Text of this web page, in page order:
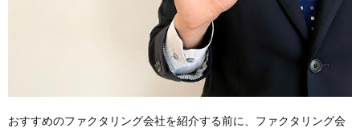
おすすめのファクタリング会社を紹介する前に、ファクタリング会